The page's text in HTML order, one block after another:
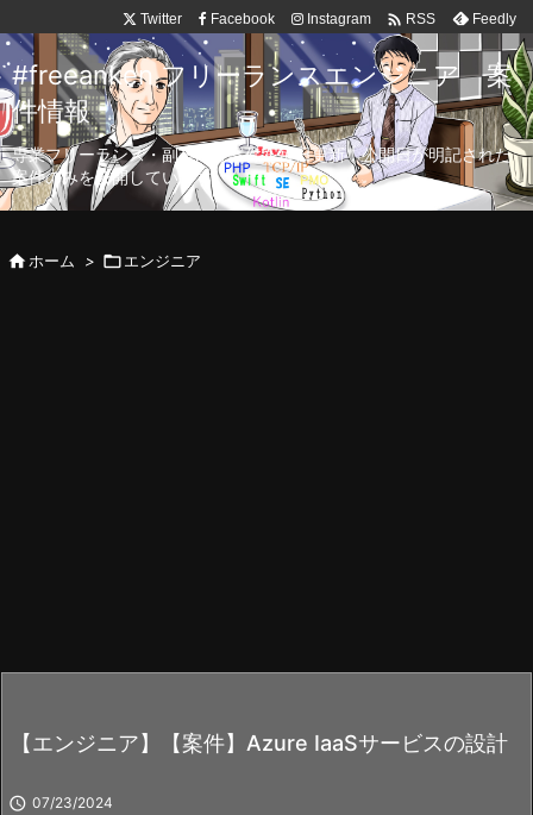
Twitter Facebook Instagram  RSS Feedly
#freeanken フリーランスエンジニア 案
件情報
専業フリーランス・副業向け案件を毎日更新！公開日が明記された
案件のみを公開しています。
ホーム > エンジニア
【エンジニア】【案件】Azure IaaSサービスの設計
 07/23/2024